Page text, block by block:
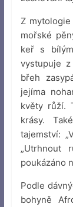
Z
mořské
keř s
vystupuje
břeh
jejíma
květy růží.
krásy.
tajemství:
„Utrhnout
poukázáno
Podle
bohyně